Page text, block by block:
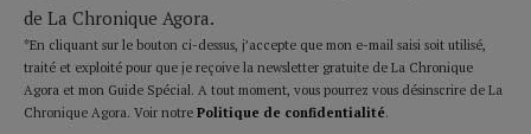
de La Chronique Agora.
*En cliquant sur le bouton ci-dessus, j’accepte que mon e-mail saisi soit utilisé,
traité et exploité pour que je reçoive la newsletter gratuite de La Chronique
Agora et mon Guide Spécial. A tout moment, vous pourrez vous désinscrire de La
Chronique Agora. Voir notre Politique de confidentialité.